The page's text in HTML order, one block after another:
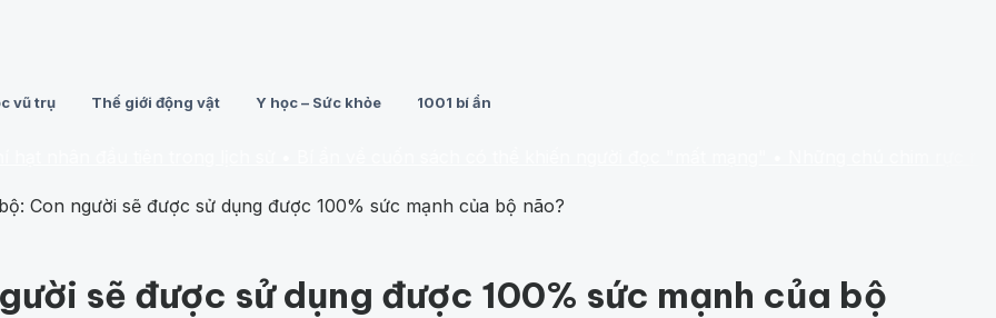
vũ trụ Thế giới động vật Y học – Sức khỏe 1001 bí ẩn
Con người sẽ được sử dụng được 100% sức mạnh của bộ não?
sẽ được sử dụng được 100% sức mạnh của bộ